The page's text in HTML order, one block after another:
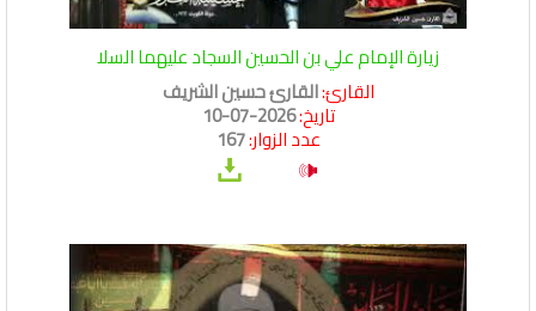
زيارة الإمام علي بن الحسين السجاد عليهما السلا
القارئ:القارئ حسين الشريف
تاريخ:2026-07-10
عدد الزوار:167